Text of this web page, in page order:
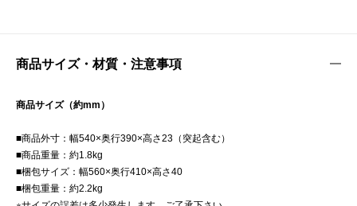
商品サイズ・材質・注意事項
商品サイズ（約mm）
■商品外寸：幅540×奥行390×高さ23（突起含む）
■商品重量：約1.8kg
■梱包サイズ：幅560×奥行410×高さ40
■梱包重量：約2.2kg